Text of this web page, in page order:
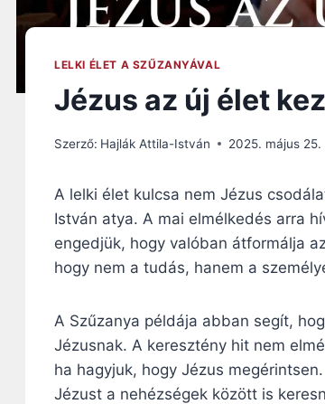
LELKI ÉLET A SZŰZANYÁVAL
Jézus az új élet
Szerző: Hajlák Attila-István 2025. május 25.
A lelki élet kulcsa nem Jézus
István atya. A mai elmélkedés arra
engedjük, hogy valóban átformálja
hogy nem a tudás, hanem a
A Szűzanya példája abban segít,
Jézusnak. A keresztény hit nem
ha hagyjuk, hogy Jézus
Jézust a nehézségek között is